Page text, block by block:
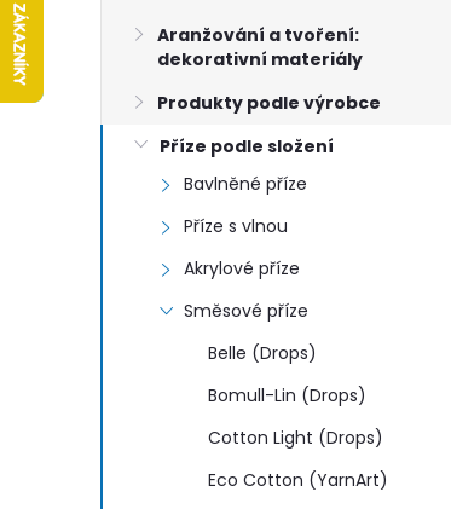
Aranžování a tvoření:
dekorativní materiály
Produkty podle výrobce
Příze podle složení
Bavlněné příze
Příze s vlnou
Akrylové příze
Směsové příze
Belle (Drops)
Bomull-Lin (Drops)
Cotton Light (Drops)
Eco Cotton (YarnArt)